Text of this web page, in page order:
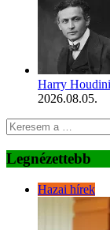
Harry
2026.08.05.
Legnézettebb
Hazai hírek